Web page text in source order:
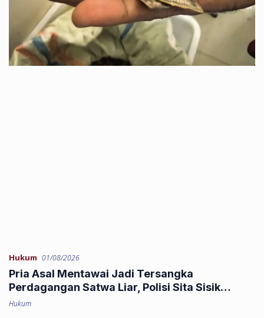
Hukum 01/08/2026
Pria Asal Mentawai Jadi Tersangka
Perdagangan Satwa Liar, Polisi Sita Sisik
Trenggiling dan 16 Paruh Rangkong
Hukum